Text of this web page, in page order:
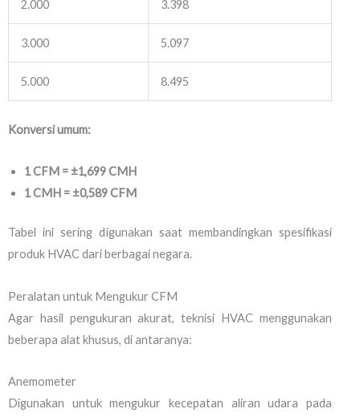
2.000 3.398
3.000 5.097
5.000 8.495
Konversi umum:
1 CFM = ±1,699 CMH
1 CMH = ±0,589 CFM
Tabel ini sering digunakan saat membandingkan spesifikasi
produk HVAC dari berbagai negara.
Peralatan untuk Mengukur CFM
Agar hasil pengukuran akurat, teknisi HVAC menggunakan
beberapa alat khusus, di antaranya:
Anemometer
Digunakan untuk mengukur kecepatan aliran udara pada